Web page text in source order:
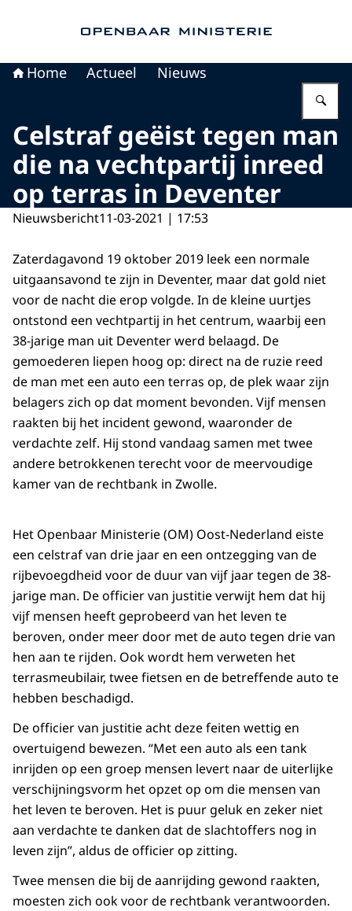
Home Actueel Nieuws
Celstraf geëist tegen man
die na vechtpartij inreed
op terras in Deventer
Nieuwsbericht11-03-2021 | 17:53
Zaterdagavond 19 oktober 2019 leek een normale
uitgaansavond te zijn in Deventer, maar dat gold niet
voor de nacht die erop volgde. In de kleine uurtjes
ontstond een vechtpartij in het centrum, waarbij een
38-jarige man uit Deventer werd belaagd. De
gemoederen liepen hoog op: direct na de ruzie reed
de man met een auto een terras op, de plek waar zijn
belagers zich op dat moment bevonden. Vijf mensen
raakten bij het incident gewond, waaronder de
verdachte zelf. Hij stond vandaag samen met twee
andere betrokkenen terecht voor de meervoudige
kamer van de rechtbank in Zwolle.
Het Openbaar Ministerie (OM) Oost-Nederland eiste
een celstraf van drie jaar en een ontzegging van de
rijbevoegdheid voor de duur van vijf jaar tegen de 38-
jarige man. De officier van justitie verwijt hem dat hij
vijf mensen heeft geprobeerd van het leven te
beroven, onder meer door met de auto tegen drie van
hen aan te rijden. Ook wordt hem verweten het
terrasmeubilair, twee fietsen en de betreffende auto te
hebben beschadigd.
De officier van justitie acht deze feiten wettig en
overtuigend bewezen. “Met een auto als een tank
inrijden op een groep mensen levert naar de uiterlijke
verschijningsvorm het opzet op om die mensen van
het leven te beroven. Het is puur geluk en zeker niet
aan verdachte te danken dat de slachtoffers nog in
leven zijn”, aldus de officier op zitting.
Twee mensen die bij de aanrijding gewond raakten,
moesten zich ook voor de rechtbank verantwoorden.